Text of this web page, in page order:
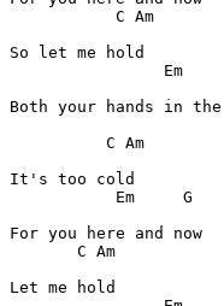
C Am
Em
Both your hands in
C Am
Em
G
C Am